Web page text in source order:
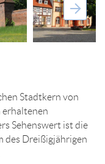
Stadtkern von
erhaltenen
Sehenswert ist die
des Dreißigjährigen